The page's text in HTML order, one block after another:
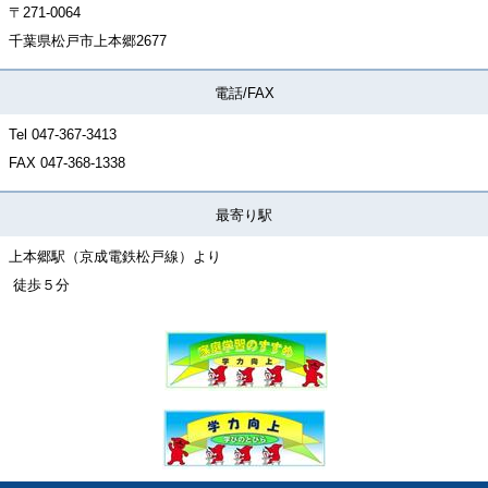
〒271-0064
千葉県松戸市上本郷2677
電話/FAX
Tel 047-367-3413
FAX 047-368-1338
最寄り駅
上本郷駅（京成電鉄松戸線）より
徒歩５分